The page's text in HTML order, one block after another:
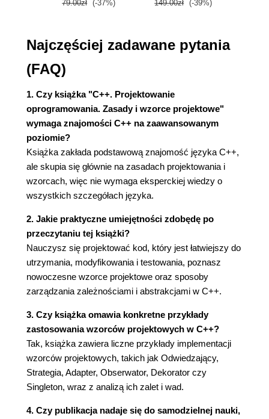
zachowań abstrakcji
Przykład naruszania oczekiwań
Zasada podstawienia Liskov
Krytyka zasady podstawienia Liskov
Potrzeba dobrych i sensownych abstrakcji
Wytyczna 7.: Zrozum podobieństwa pomiędzy
klasami bazowymi a konceptami
Wytyczna 8.: Zrozum semantyczne wymagania
zbiorów przeciążeń
Potęga funkcji zewnętrznych: mechanizm
abstrakcji czasu kompilacji
zachowanie
Wytyczna 9.: Zwracaj uwagę na własność
abstrakcji
Zasada odwrócenia zależności
Odwrócenie zależności w architekturze
opartej na wtyczkach
Odwrócenie zależności z wykorzystaniem
szablonów
Odwrócenie zależności z wykorzystaniem
zbioru przeciążeń
Zasada odwrócenia zależności kontra zasada
jednej odpowiedzialności
architektury
79.00zł (-37%) 149.00zł (-39%)
Najczęściej zadawane pytania
(FAQ)
1. Czy książka "C++. Projektowanie
oprogramowania. Zasady i wzorce projektowe"
wymaga znajomości C++ na zaawansowanym
poziomie?
Książka zakłada podstawową znajomość języka C++,
ale skupia się głównie na zasadach projektowania i
wzorcach, więc nie wymaga eksperckiej wiedzy o
wszystkich szczegółach języka.
2. Jakie praktyczne umiejętności zdobędę po
przeczytaniu tej książki?
Nauczysz się projektować kod, który jest łatwiejszy do
utrzymania, modyfikowania i testowania, poznasz
nowoczesne wzorce projektowe oraz sposoby
zarządzania zależnościami i abstrakcjami w C++.
3. Czy książka omawia konkretne przykłady
zastosowania wzorców projektowych w C++?
Tak, książka zawiera liczne przykłady implementacji
wzorców projektowych, takich jak Odwiedzający,
Strategia, Adapter, Obserwator, Dekorator czy
Singleton, wraz z analizą ich zalet i wad.
4. Czy publikacja nadaje się do samodzielnej nauki,